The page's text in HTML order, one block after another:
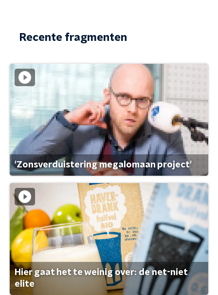
Recente fragmenten
'Zonsverduistering megalomaan project'
Hier gaat het te weinig over: de net-niet
elite